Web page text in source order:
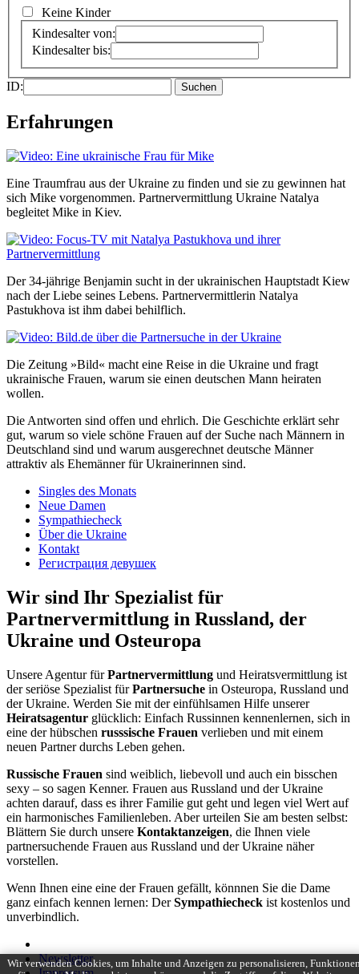
Keine Kinder
Kindesalter von:
Kindesalter bis:
ID:
Erfahrungen
Eine Traumfrau aus der Ukraine zu finden und sie zu gewinnen hat
sich Mike vorgenommen. Partnervermittlung Ukraine Natalya
begleitet Mike in Kiev.
Der 34-jährige Benjamin sucht in der ukrainischen Hauptstadt Kiew
nach der Liebe seines Lebens. Partnervermittlerin Natalya
Pastukhova ist ihm dabei behilflich.
Die Zeitung »Bild« macht eine Reise in die Ukraine und fragt
ukrainische Frauen, warum sie einen deutschen Mann heiraten
wollen.
Die Antworten sind offen und ehrlich. Die Geschichte erklärt sehr
gut, warum so viele schöne Frauen auf der Suche nach Männern in
Deutschland sind und warum ausgerechnet deutsche Männer
attraktiv als Ehemänner für Ukrainerinnen sind.
Singles des Monats
Neue Damen
Sympathiecheck
Über die Ukraine
Kontakt
Регистрация девушек
Wir sind Ihr Spezialist für
Partnervermittlung in Russland, der
Ukraine und Osteuropa
Unsere Agentur fürPartnervermittlung und Heiratsvermittlung ist
der seriöse Spezialist fürPartnersuche in Osteuropa, Russland und
der Ukraine. Werden Sie mit der einfühlsamen Hilfe unserer
Heiratsagentur glücklich: Einfach Russinnen kennenlernen, sich in
eine der hübschen russsische Frauen verlieben und mit einem
neuen Partner durchs Leben gehen.
Russische Frauen sind weiblich, liebevoll und auch ein bisschen
sexy – so sagen Kenner. Frauen aus Russland und der Ukraine
achten darauf, dass es ihrer Familie gut geht und legen viel Wert auf
ein harmonisches Familienleben. Aber urteilen Sie am besten selbst:
Blättern Sie durch unsere Kontaktanzeigen, die Ihnen viele
partnersuchende Frauen aus Russland und der Ukraine näher
vorstellen.
Wenn Ihnen eine eine der Frauen gefällt, könnnen Sie die Dame
ganz einfach kennen lernen: DerSympathiecheck ist kostenlos und
unverbindlich.
Newsletter
Wir verwenden Cookies, um Inhalte und Anzeigen zu personalisieren,